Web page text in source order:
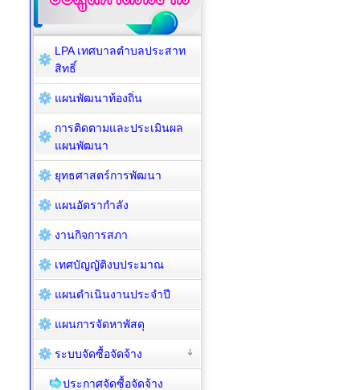
LPA เทศบาลตำบลประสาท
สิทธิ์
แผนพัฒนาท้องถิ่น
การติดตามและประเมินผล
แผนพัฒนา
ยุทธศาสตร์การพัฒนา
แผนอัตรากำลัง
งานกิจการสภา
เทศบัญญัติงบประมาณ
แผนดำเนินงานประจำปี
แผนการจัดหาพัสดุ
ระบบจัดซื้อจัดจ้าง
ประกาศจัดซื้อจัดจ้าง